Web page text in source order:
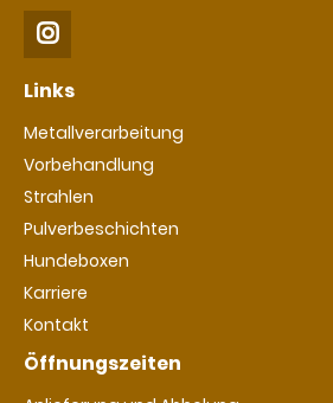
Links
Navigation
überspringen
Metallverarbeitung
Vorbehandlung
Strahlen
Pulverbeschichten
Hundeboxen
Karriere
Kontakt
Öffnungszeiten